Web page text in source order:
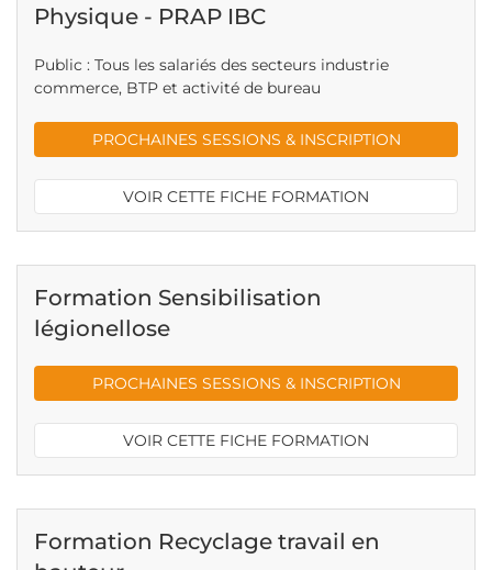
Physique - PRAP IBC
Public : Tous les salariés des secteurs industrie
commerce, BTP et activité de bureau
PROCHAINES SESSIONS & INSCRIPTION
VOIR CETTE FICHE FORMATION
Formation Sensibilisation
légionellose
PROCHAINES SESSIONS & INSCRIPTION
VOIR CETTE FICHE FORMATION
Formation Recyclage travail en